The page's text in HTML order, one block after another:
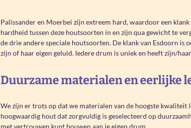
Palissander en Moerbei zijn extreem hard, waardoor een
hardheid tussen deze houtsoorten in en zijn qua gewicht te
de drie andere speciale houtsoorten. De klank van Esdoorn
zijn of haar eigen geluid. Iedere drum is uniek en heeft zijn/
Duurzame materialen en eerlijke
We zijn er trots op dat we materialen van de hoogste kwaliteit
hoogwaardig hout dat zorgvuldig is geselecteerd op